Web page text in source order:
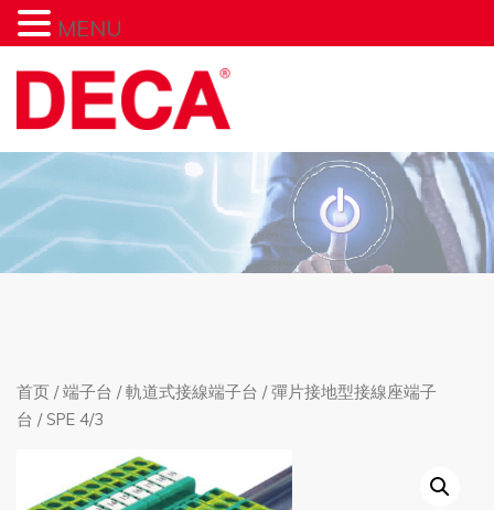
首页 /端子台 /軌道式接線端子台 /彈片接地型接線座端子
台 / SPE 4/3
MENU